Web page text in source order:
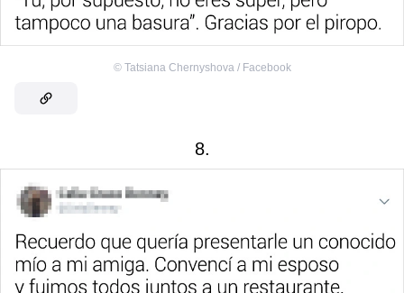
© Tatsiana Chernyshova / Facebook
8.